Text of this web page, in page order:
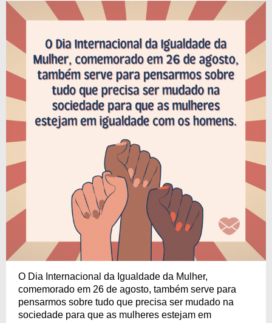
O Dia Internacional da Igualdade da Mulher,
comemorado em 26 de agosto, também serve para
pensarmos sobre tudo que precisa ser mudado na
sociedade para que as mulheres estejam em